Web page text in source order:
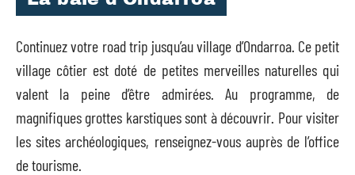
Continuez votre road trip jusqu’au village d’Ondarroa. Ce petit
village côtier est doté de petites merveilles naturelles qui
valent la peine d’être admirées. Au programme, de
magnifiques grottes karstiques sont à découvrir. Pour visiter
les sites archéologiques, renseignez-vous auprès de l’office
de tourisme.